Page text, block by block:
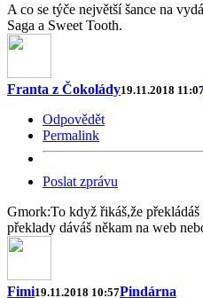
A co se týče největší šance na
Saga a Sweet Tooth.
Franta z Čokolády19.11.2018
Odpovědět
Permalink
Poslat zprávu
Gmork:To když řikáš,že
překlady dáváš někam na web
Fimi19.11.2018 10:57Pindárna